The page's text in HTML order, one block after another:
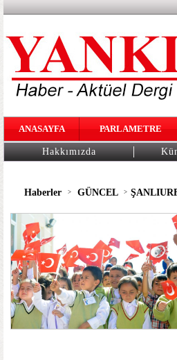
ANASAYFA PARLAMETRE
Hakkımızda
Haberler > GÜNCEL >